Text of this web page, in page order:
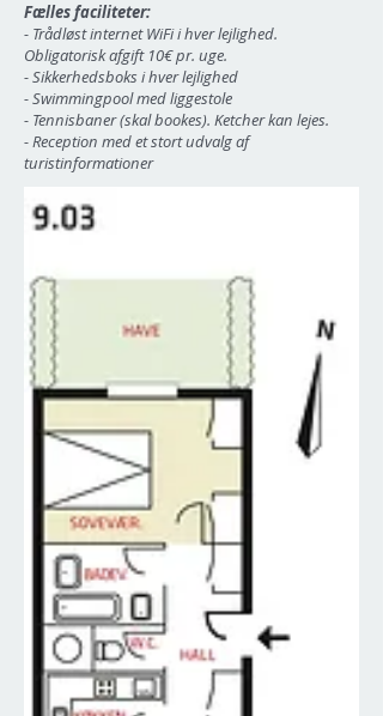
Fælles faciliteter:
- Trådløst internet WiFi i hver lejlighed.
Obligatorisk afgift 10€ pr. uge.
- Sikkerhedsboks i hver lejlighed
- Swimmingpool med liggestole
- Tennisbaner (skal bookes). Ketcher kan lejes.
- Reception med et stort udvalg af
turistinformationer